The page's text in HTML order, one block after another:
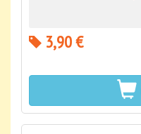
3,90 €